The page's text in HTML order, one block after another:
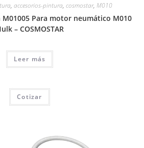
, accesorios-pintura, cosmostar, M010
Para motor neumático M010
– COSMOSTAR
Leer más
Cotizar